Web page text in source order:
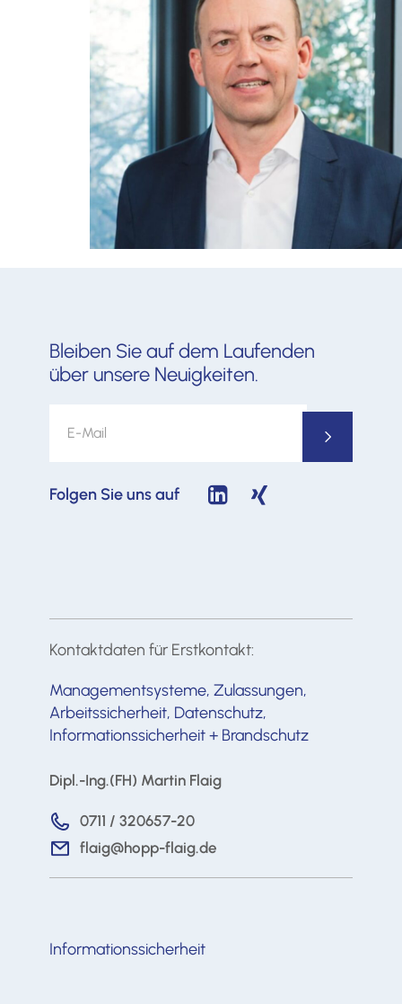
flaig@hopp-flaig.de
0711 / 320657-20
Kontaktieren sie uns jetzt
unverbindlich!
Bleiben Sie auf dem Laufenden
über unsere Neuigkeiten.
Folgen Sie uns auf
Kontaktdaten für Erstkontakt:
Managementsysteme, Zulassungen,
Arbeitssicherheit, Datenschutz,
Informationssicherheit + Brandschutz
Dipl.-Ing.(FH) Martin Flaig
0711 / 320657-20
flaig@hopp-flaig.de
Informationssicherheit